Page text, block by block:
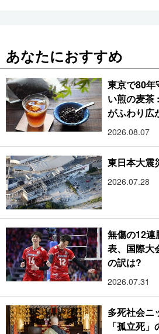
あなたにおすすめ
東京で80年
い煎の麦茶
がふわり広
2026.08.07
東日本大震
2026.07.28
無傷の12連
表、国際大
の訳は?
2026.07.31
多死社会ニ
「孤立死